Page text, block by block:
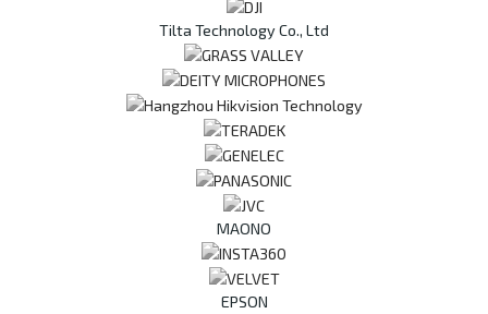
Tilta Technology Co., Ltd
MAONO
EPSON